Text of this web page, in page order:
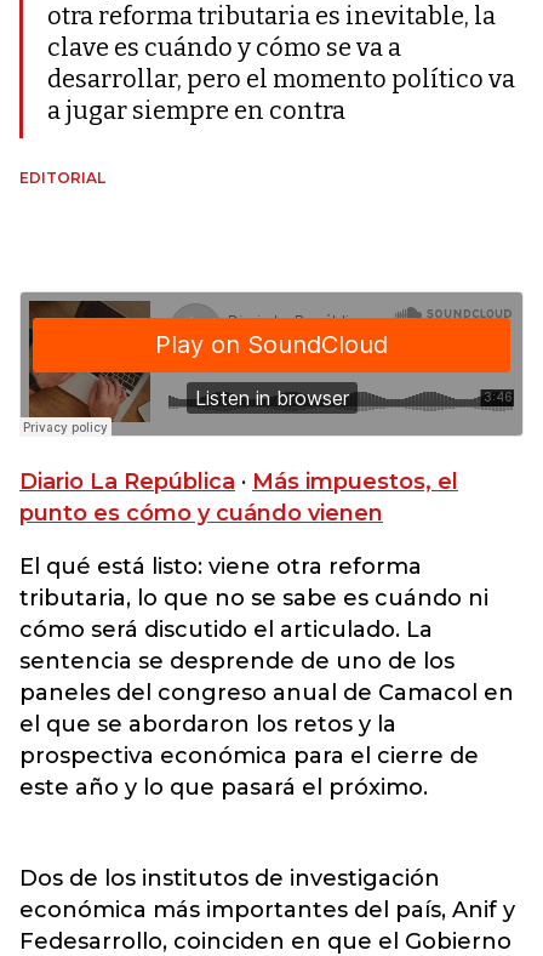
otra reforma tributaria es inevitable, la
clave es cuándo y cómo se va a
desarrollar, pero el momento político va
a jugar siempre en contra
EDITORIAL
Diario La República · Más impuestos, el
punto es cómo y cuándo vienen
El qué está listo: viene otra reforma
tributaria, lo que no se sabe es cuándo ni
cómo será discutido el articulado. La
sentencia se desprende de uno de los
paneles del congreso anual de Camacol en
el que se abordaron los retos y la
prospectiva económica para el cierre de
este año y lo que pasará el próximo.
Dos de los institutos de investigación
económica más importantes del país, Anif y
Fedesarrollo, coinciden en que el Gobierno